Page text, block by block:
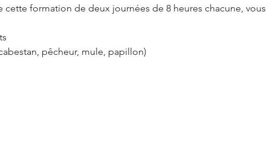
formation de deux journées de 8 heures chacune, vous
pêcheur, mule, papillon)